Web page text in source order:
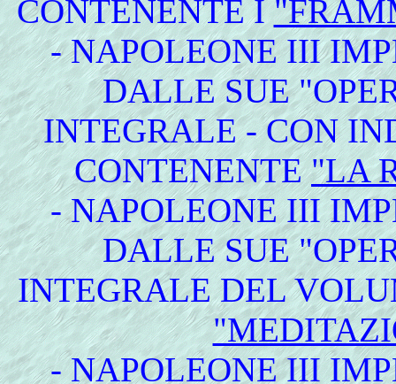
CONTENENTE I
- NAPOLEONE III
DALLE SUE
INTEGRALE - CON
CONTENENTE"LA
- NAPOLEONE III
DALLE SUE
INTEGRALE DEL
- NAPOLEONE III